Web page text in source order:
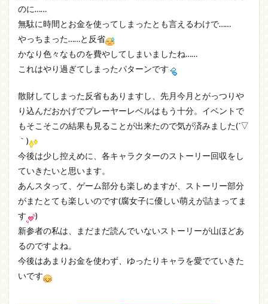
のに……
無駄に時間とお金を使ってしまったとも言えるわけで……
やっちまった……と反省
かなり色々なものを費やしてしまいましたね……
これはやり過ぎてしまったパターンです
散財してしまった反省もありますし、先月今月とがっつりや
り込んだおかげでプレーヤーレベルはもう十分。イベントで
もそこそこの結果も見ることが出来たので気が済みました(´▽
｀)
今後は少し控えめに、各キャラクターのストーリー回収をし
ていきたいと思います。
あんスタって、ゲーム部分も楽しめますが、ストーリー部分
がまたとても楽しいのです(腐女子に優しい萌えが詰まってま
す
)
新参者の私は、まだまだ読んでいないストーリーが山ほどあ
るのですよね。
今後はあまりお金を使わず、ゆったりキャラを愛でていきた
いです